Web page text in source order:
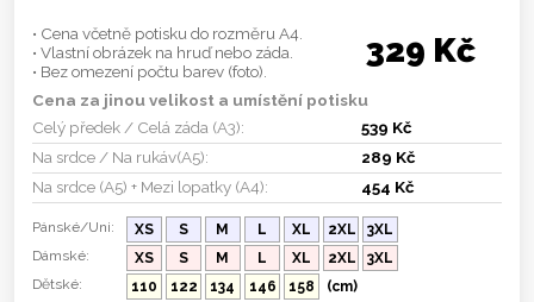
• Cena včetně potisku do rozměru A4.
• Vlastní obrázek na hruď nebo záda.
• Bez omezení počtu barev (foto).
329 Kč
Cena za jinou velikost a umístění potisku
Celý předek / Celá záda (A3):
539 Kč
Na srdce / Na rukáv(A5):
289 Kč
Na srdce (A5) + Mezi lopatky (A4):
454 Kč
Pánské/Uni: XS S M L XL 2XL
3XL
Dámské:
XS S M L XL 2XL
3XL
Dětské:
110 122 134 146 158 (cm)